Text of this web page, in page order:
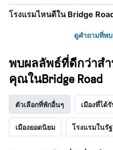
โรงแรมไหนดีใน Bridge
ดูคำถามที่พ
พบผลลัพธ์ที่ดีกว่าสำ
คุณในBridge Road
ตัวเลือกที่พักอื่นๆ เมืองที่ได้
เมืองยอดนิยม โรงแรมในรั